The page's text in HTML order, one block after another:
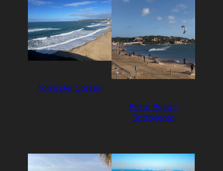
Torre Dei Corsari
Porto Pollo –
Sottovento